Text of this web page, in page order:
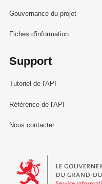
Gouvernance du projet
Fiches d'information
Support
Tutoriel de l'API
Référence de l'API
Nous contacter
Le Gouvernement du